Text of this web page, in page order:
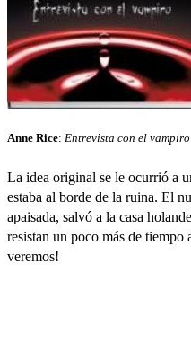
Anne Rice: Entrevista con el vampiro
La idea original se le ocurrió a
estaba al borde de la ruina. El
apaisada, salvó a la casa
resistan un poco más de
veremos!